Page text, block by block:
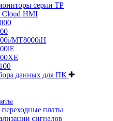
серии TP
Cloud HMI
MT8000iH
данных для ПК
платы
сигналов